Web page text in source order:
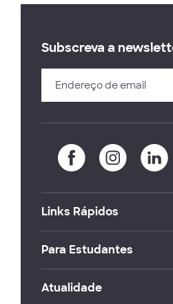
Subscreva a
Links Rápidos
Para Estudantes
Atualidade